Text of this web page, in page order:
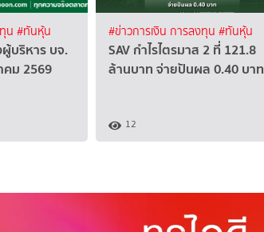
น #ทันหุ้น
บริหาร บจ.
คม 2569
#ข่าวการเงิน การลงทุน #ทันหุ้น
SAV กำไรไตรมาส 2 ที่ 121.8
ล้านบาท จ่ายปันผล 0.40 บาท
12